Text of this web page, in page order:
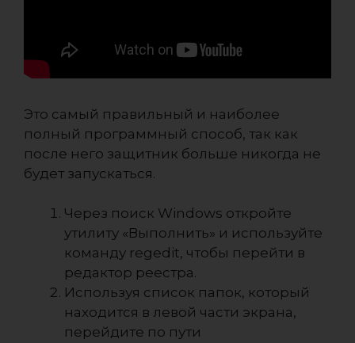
Это самый правильный и наиболее
полный программный способ, так как
после него защитник больше никогда не
будет запускаться.
Через поиск Windows откройте
утилиту «Выполнить» и используйте
команду regedit, чтобы перейти в
редактор реестра.
Используя список папок, который
находится в левой части экрана,
перейдите по пути